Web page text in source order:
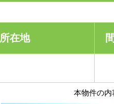
所在地
本物件の内